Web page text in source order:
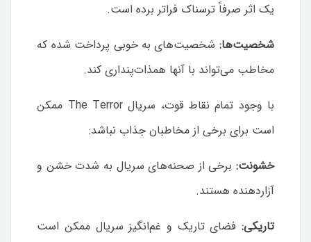
یک اثر صرفاً ترسناک فراتر برده است.
شخصیت‌ها: شخصیت‌های به خوبی پرداخت شده که
مخاطب می‌تواند با آنها همذات‌پنداری کند.
با وجود تمام نقاط قوت، سریال The Terror ممکن
است برای برخی از مخاطبان جذاب نباشد:
خشونت: برخی از صحنه‌های سریال به شدت خشن و
آزاردهنده هستند.
تاریکی: فضای تاریک و غم‌انگیز سریال ممکن است